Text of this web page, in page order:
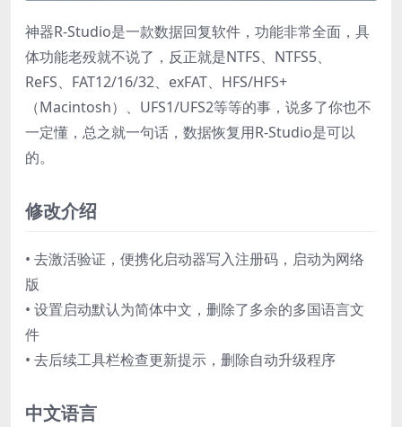
神器R-Studio是一款数据回复软件，功能非常全面，具
体功能老殁就不说了，反正就是NTFS、NTFS5、
ReFS、FAT12/16/32、exFAT、HFS/HFS+
（Macintosh）、UFS1/UFS2等等的事，说多了你也不
一定懂，总之就一句话，数据恢复用R-Studio是可以
的。
修改介绍
• 去激活验证，便携化启动器写入注册码，启动为网络
版
• 设置启动默认为简体中文，删除了多余的多国语言文
件
• 去后续工具栏检查更新提示，删除自动升级程序
中文语言